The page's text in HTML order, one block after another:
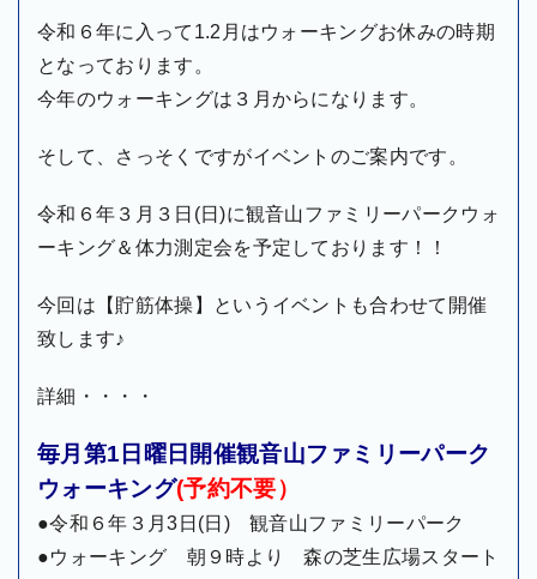
令和６年に入って1.2月はウォーキングお休みの時期
となっております。
今年のウォーキングは３月からになります。
そして、さっそくですがイベントのご案内です。
令和６年３月３日(日)に観音山ファミリーパークウォ
ーキング＆体力測定会を予定しております！！
今回は【貯筋体操】というイベントも合わせて開催
致します♪
詳細・・・・
毎月第1日曜日開催観音山ファミリーパーク
ウォーキング(予約不要）
●令和６年３月3日(日) 観音山ファミリーパーク
●ウォーキング 朝９時より 森の芝生広場スタート